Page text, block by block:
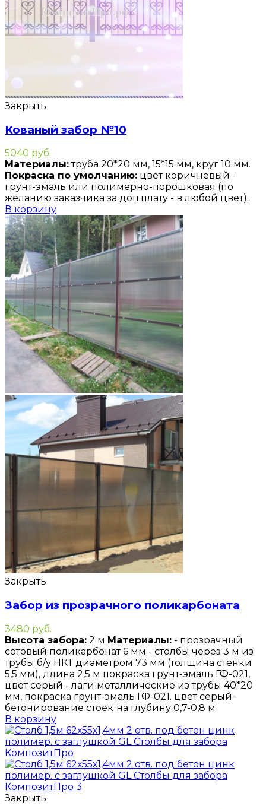
Закрыть
Кованый забор №10
5040 руб.
Материалы:труба 20*20 мм, 15*15 мм, круг 10 мм.
Покраска по умолчанию: цвет коричневый -
грунт-эмаль или полимерно-порошковая (по
желанию заказчика за доп.плату - в любой цвет).
В корзину
Закрыть
Забор из прозрачного поликарбоната
3480 руб.
Высота забора: 2 м Материалы: - прозрачный
сотовый поликарбонат 6 мм - столбы через 3 м из
трубы б/у НКТ диаметром 73 мм (толщина стенки
5,5 мм), длина 2,5 м покраска грунт-эмаль ГФ-021,
цвет серый - лаги металлические из трубы 40*20
мм, покраска грунт-эмаль ГФ-021. цвет серый -
бетонирование стоек на глубину 0,7-0,8 м
В корзину
Закрыть